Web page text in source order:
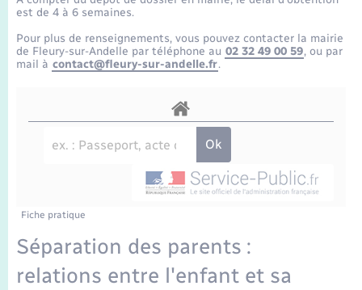
Etat-civil - Papiers - Citoyenneté
Mariage – PACS
Recensement
Loisirs
Organisation d’événement
Transports scolaires
Travaux - Autorisation d’occupation de l’espace
public
Compétences
Présentation de la commune
La Communauté de communes
est de 4 à 6 semaines.
Pour plus de renseignements, vous pouvez contacter la mairie
de Fleury-sur-Andelle par téléphone au 02 32 49 00 59, ou par
mail à contact@fleury-sur-andelle.fr.
Fiche pratique
Séparation des parents :
relations entre l'enfant et sa